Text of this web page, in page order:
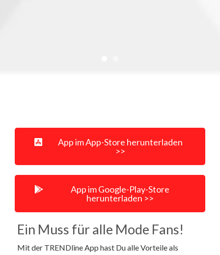
App im App-Store herunterladen
>>
App im Google-Play-Store
herunterladen >>
Ein Muss für alle Mode Fans!
Mit der TRENDline App hast Du alle Vorteile als